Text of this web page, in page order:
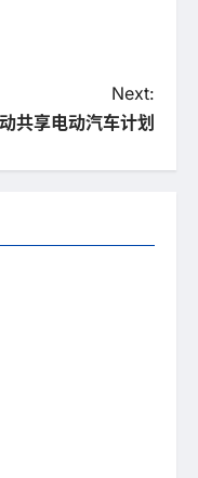
Next:
共享电动汽车计划